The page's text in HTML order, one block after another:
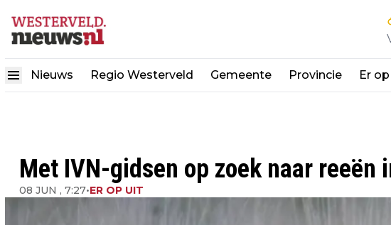
Nieuws Regio Westerveld Gemeente Provincie Er
Met IVN-gidsen op zoek naar reeën
08 JUN , 7:27•ER OP UIT